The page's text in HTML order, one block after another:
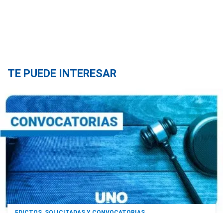
TE PUEDE INTERESAR